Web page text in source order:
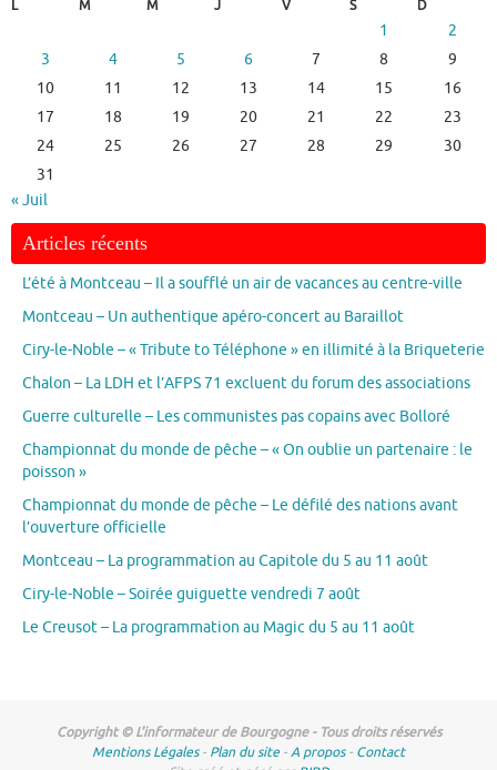
L
M M J V S D
1
2
3
4 5 6 7 8
9
10
11 12 13 14 15
16
17
18 19 20 21 22
23
24
25 26 27 28 29
30
31
« Juil
Articles récents
L’été à Montceau – Il a soufflé un air de vacances au centre-ville
Montceau – Un authentique apéro-concert au Baraillot
Ciry-le-Noble – « Tribute to Téléphone » en illimité à la Briqueterie
Chalon – La LDH et l’AFPS 71 excluent du forum des associations
Guerre culturelle – Les communistes pas copains avec Bolloré
Championnat du monde de pêche – « On oublie un partenaire : le
poisson »
Championnat du monde de pêche – Le défilé des nations avant
l’ouverture officielle
Montceau – La programmation au Capitole du 5 au 11 août
Ciry-le-Noble – Soirée guiguette vendredi 7 août
Le Creusot – La programmation au Magic du 5 au 11 août
Copyright © L'informateur de Bourgogne - Tous droits réservés
Mentions Légales- Plan du site -A propos- Contact